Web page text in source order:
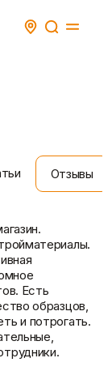
Отзывы
Есть
образцов,
и потрогать.